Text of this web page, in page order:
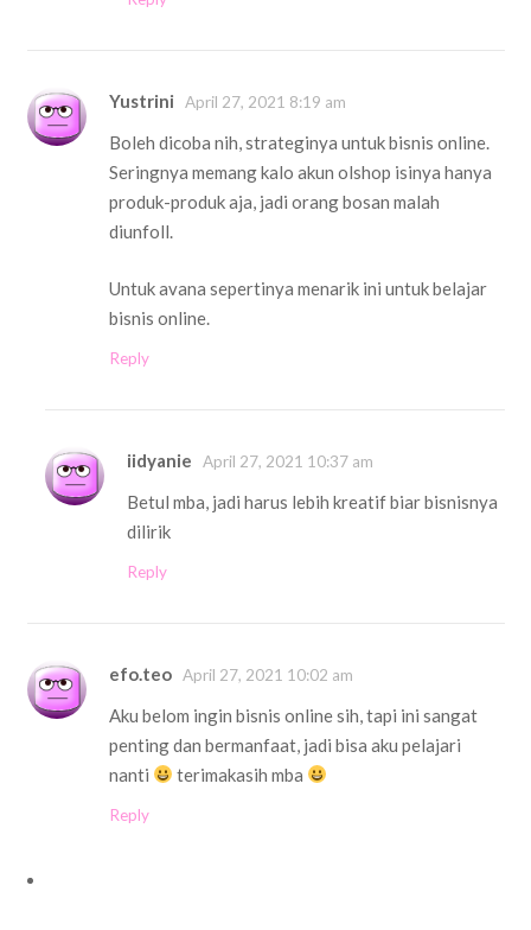
Yustrini April 27, 2021 8:19 am
Boleh dicoba nih, strateginya untuk bisnis online.
Seringnya memang kalo akun olshop isinya hanya
produk-produk aja, jadi orang bosan malah
diunfoll.
Untuk avana sepertinya menarik ini untuk belajar
bisnis online.
Reply
iidyanie April 27, 2021 10:37 am
Betul mba, jadi harus lebih kreatif biar bisnisnya
dilirik
Reply
efo.teo April 27, 2021 10:02 am
Aku belom ingin bisnis online sih, tapi ini sangat
penting dan bermanfaat, jadi bisa aku pelajari
nanti
terimakasih mba
Reply